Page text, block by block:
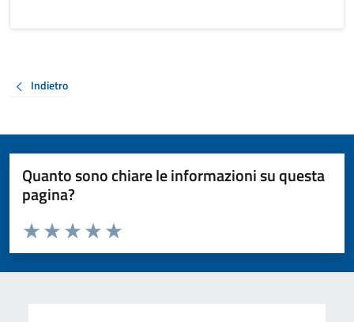
Indietro
Quanto sono chiare le informazioni su questa
pagina?
Valuta da 1 a 5 stelle la pagina
Valuta 5 stelle su 5
Valuta 4 stelle su 5
Valuta 3 stelle su 5
Valuta 2 stelle su 5
Valuta 1 stelle su 5